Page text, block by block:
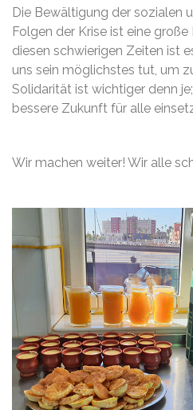
Die Bewältigung der sozialen
Folgen der Krise ist eine
diesen schwierigen Zeiten ist
uns sein möglichstes tut, um
Solidarität ist wichtiger denn
bessere Zukunft für alle
Wir machen weiter! Wir alle